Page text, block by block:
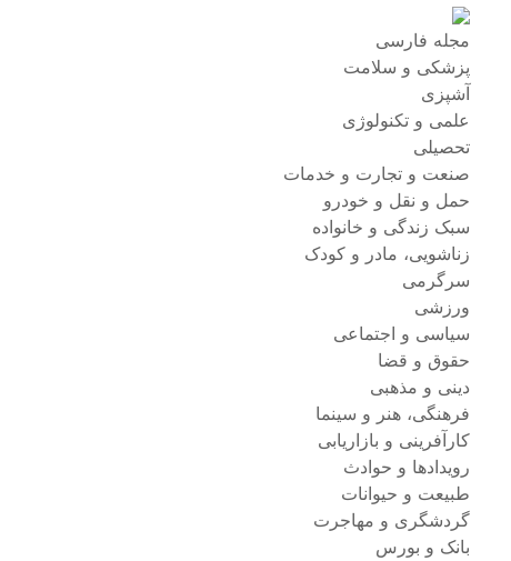
مجله فارسی
پزشکی و سلامت
آشپزی
علمی و تکنولوژی
تحصیلی
صنعت و تجارت و خدمات
حمل و نقل و خودرو
سبک زندگی و خانواده
زناشویی، مادر و کودک
سرگرمی
ورزشی
سیاسی و اجتماعی
حقوق و قضا
دینی و مذهبی
فرهنگی، هنر و سینما
کارآفرینی و بازاریابی
رویدادها و حوادث
طبیعت و حیوانات
گردشگری و مهاجرت
بانک و بورس